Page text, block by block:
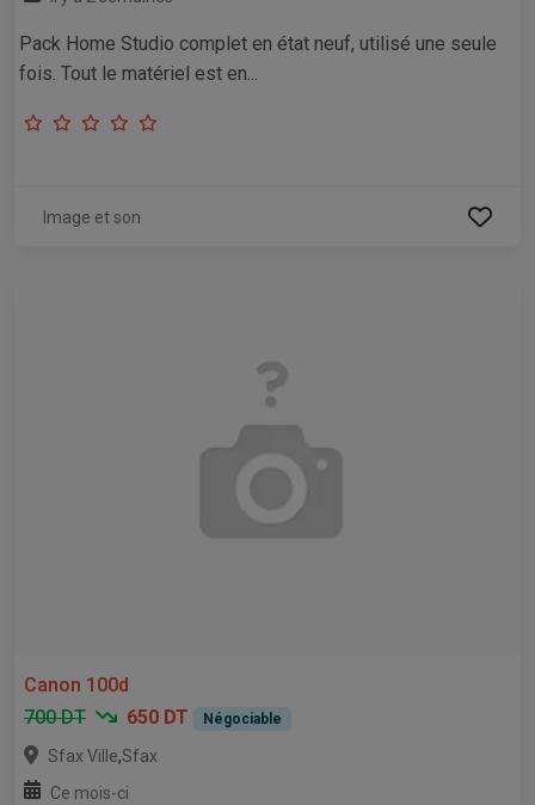
Pack Home Studio complet en état neuf, utilisé une seule
fois. Tout le matériel est en...
Image et son
Canon 100d
700 DT
650 DT Négociable
Sfax Ville,Sfax
Ce mois-ci